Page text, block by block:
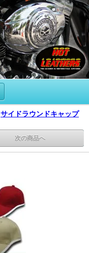
サイドラウンドキャップ
次の商品へ